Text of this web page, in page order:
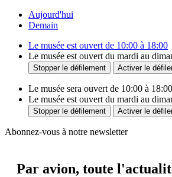
Aujourd'hui
Demain
Le musée est ouvert de 10:00 à 18:00
Le musée est ouvert du mardi au
Stopper le défilement Activer le
Le musée sera ouvert de 10:00 à 18:00
Le musée est ouvert du mardi au
Stopper le défilement Activer le
Abonnez-vous à notre newsletter
Par avion, toute